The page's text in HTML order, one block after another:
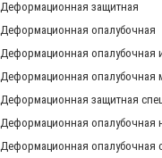
Деформационная защитная
Деформационная опалубочная
Деформационная опалубочная
Деформационная опалубочная
Деформационная защитная
Деформационная опалубочная
Деформационная опалубочная